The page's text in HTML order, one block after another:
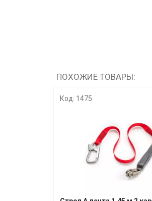
ПОХОЖИЕ ТОВАРЫ:
Код: 1475